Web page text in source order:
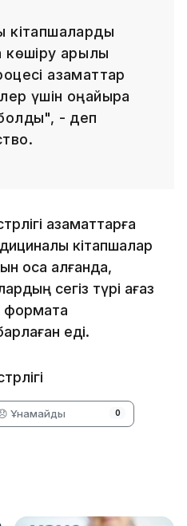
кітапшаларды
арқылы
азаматтар
үшін оңайырақ
- деп
азаматтарға
кітапшалар
қоса алғанда,
сегіз түрі қағаз
еді.
Ұнамайды 0